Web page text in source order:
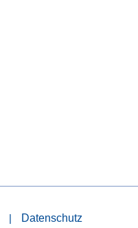
| Datenschutz